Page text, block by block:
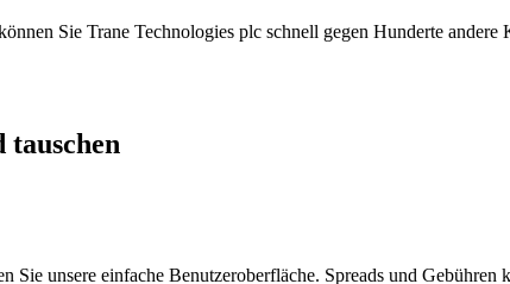
Sie Trane Technologies plc schnell gegen Hunderte andere
tauschen
unsere einfache Benutzeroberfläche. Spreads und Gebühren